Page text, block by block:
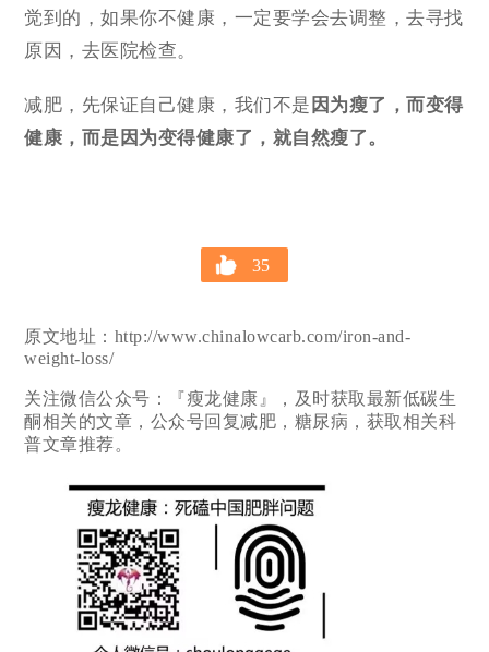
觉到的，如果你不健康，一定要学会去调整，去寻找
原因，去医院检查。
减肥，先保证自己健康，我们不是 因为瘦了，而变得
健康，而是因为变得健康了，就自然瘦了。
35
原文地址：http://www.chinalowcarb.com/iron-and-
weight-loss/
关注微信公众号：『瘦龙健康』，及时获取最新低碳生
酮相关的文章，公众号回复减肥，糖尿病，获取相关科
普文章推荐。